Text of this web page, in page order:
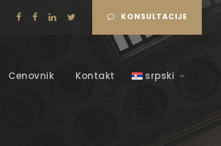
KONSULTACIJE
Cenovnik Kontakt srpski